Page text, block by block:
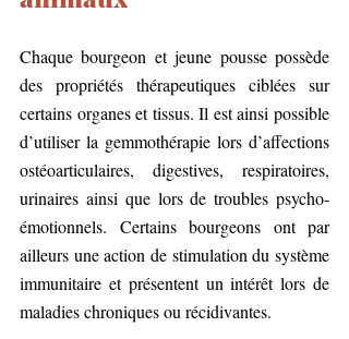
Chaque bourgeon et jeune pousse possède
des propriétés thérapeutiques ciblées sur
certains organes et tissus. Il est ainsi possible
d’utiliser la gemmothérapie lors d’affections
ostéoarticulaires, digestives, respiratoires,
urinaires ainsi que lors de troubles psycho-
émotionnels. Certains bourgeons ont par
ailleurs une action de stimulation du système
immunitaire et présentent un intérêt lors de
maladies chroniques ou récidivantes.